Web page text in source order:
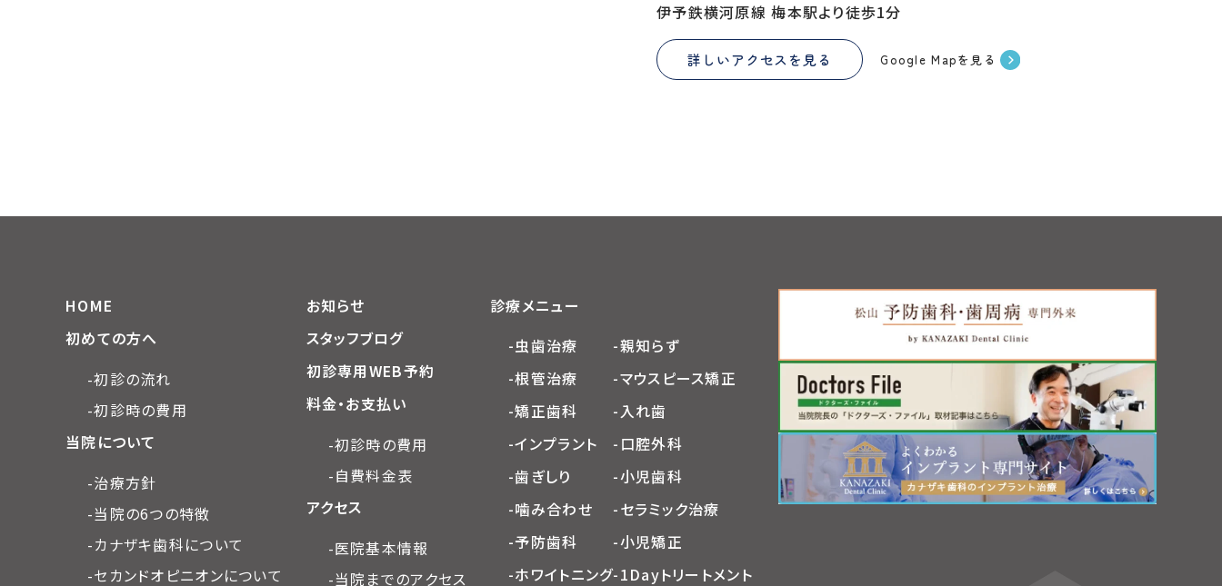
伊予鉄横河原線 梅本駅より徒歩1分
詳しいアクセスを見る Google Mapを見る
HOME
初めての方へ
-初診の流れ
-初診時の費用
当院について
-治療方針
-当院の6つの特徴
-カナザキ歯科について
-セカンドオピニオンについて
お知らせ
スタッフブログ
初診専用WEB予約
料金・お支払い
-初診時の費用
-自費料金表
アクセス
-医院基本情報
-当院までのアクセス
診療メニュー
-虫歯治療
-根管治療
-矯正歯科
-インプラント
-歯ぎしり
-噛み合わせ
-予防歯科
-ホワイトニング
-親知らず
-マウスピース矯正
-入れ歯
-口腔外科
-小児歯科
-セラミック治療
-小児矯正
-1Dayトリートメント